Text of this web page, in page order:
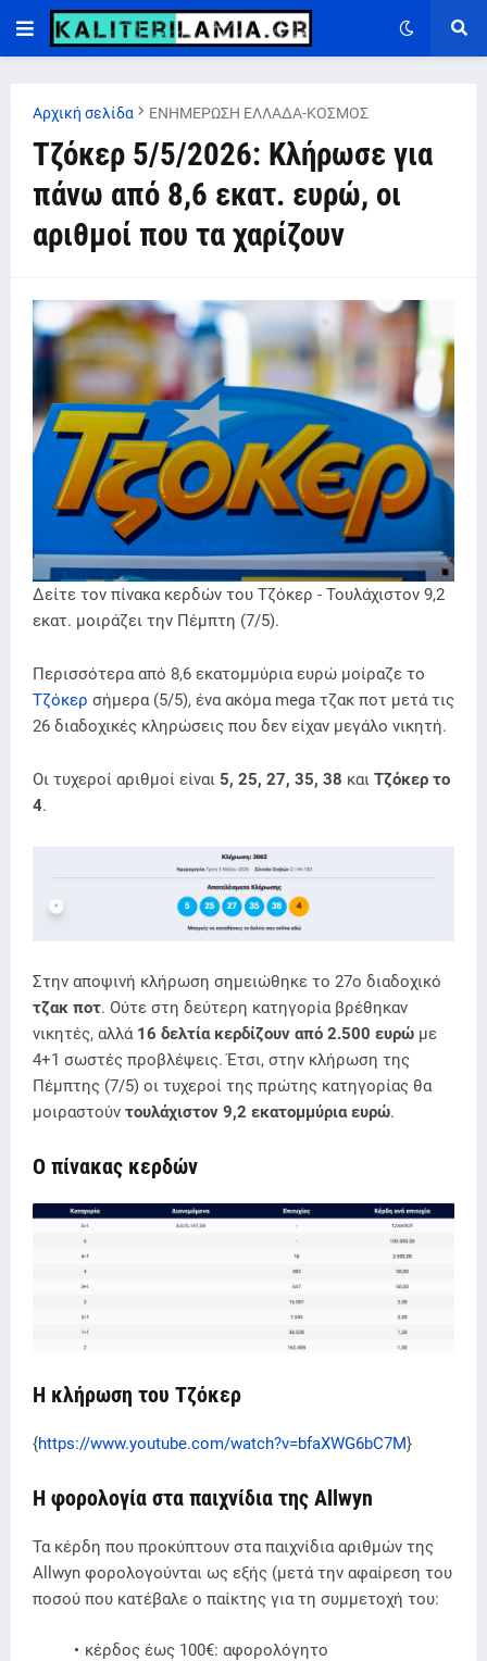
Αρχική σελίδα ΕΝΗΜΕΡΩΣΗ ΕΛΛΑΔΑ-ΚΟΣΜΟΣ
Τζόκερ 5/5/2026: Κλήρωσε για
πάνω από 8,6 εκατ. ευρώ, οι
αριθμοί που τα χαρίζουν
Δείτε τον πίνακα κερδών του Τζόκερ - Τουλάχιστον 9,2
εκατ. μοιράζει την Πέμπτη (7/5).
Περισσότερα από 8,6 εκατομμύρια ευρώ μοίραζε το
Τζόκερ σήμερα (5/5), ένα ακόμα mega τζακ ποτ μετά τις
26 διαδοχικές κληρώσεις που δεν είχαν μεγάλο νικητή.
Οι τυχεροί αριθμοί είναι 5, 25, 27, 35, 38 και Τζόκερ το
4.
Στην αποψινή κλήρωση σημειώθηκε το 27ο διαδοχικό
τζακ ποτ. Ούτε στη δεύτερη κατηγορία βρέθηκαν
νικητές, αλλά 16 δελτία κερδίζουν από 2.500 ευρώ με
4+1 σωστές προβλέψεις. Έτσι, στην κλήρωση της
Πέμπτης (7/5) οι τυχεροί της πρώτης κατηγορίας θα
μοιραστούν τουλάχιστον 9,2 εκατομμύρια ευρώ.
Ο πίνακας κερδών
Η κλήρωση του Τζόκερ
{https://www.youtube.com/watch?v=bfaXWG6bC7M}
Η φορολογία στα παιχνίδια της Allwyn
Τα κέρδη που προκύπτουν στα παιχνίδια αριθμών της
Allwyn φορολογούνται ως εξής (μετά την αφαίρεση του
ποσού που κατέβαλε ο παίκτης για τη συμμετοχή του:
κέρδος έως 100€: αφορολόγητο